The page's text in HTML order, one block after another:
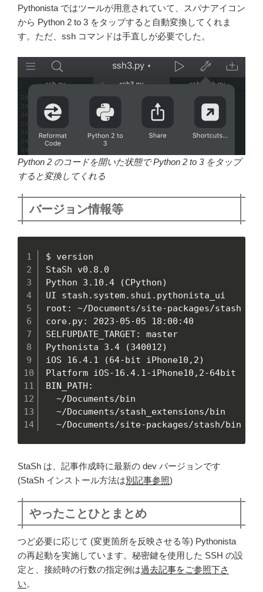
Pythonista ではツールが用意されていて、スパナアイコン
から Python 2 to 3 をタップすると自動変換してくれま
す。ただ、ssh コマンドは手直しが必要でした。
Python 2 のコードを開いた状態で Python 2 to 3 をタップ
すると変換してくれる
バージョン情報等
$ version
StaSh v0.8.0
Python 3.10.4 (CPython)
UI stash.system.shui.pythonista_ui
root: ~/Documents/site-packages/stash
core.py: 2023-05-05 18:00:40
SELFUPDATE_TARGET: master
Pythonista 3.4 (340012)
iOS 16.4.1 (64-bit iPhone10,2)
Platform iOS-16.4.1-iPhone10,2-64bit
BIN_PATH:
  ~/Documents/bin
  ~/Documents/stash_extensions/bin
  ~/Documents/site-packages/stash/bin
StaSh は、記事作成時に最新の dev バージョンです
(StaSh インストール方法は別記事参照)
やったことひとまとめ
つど必要に応じて (変更箇所を反映させる等) Pythonista
の再起動を実施しています。秘密鍵を使用した SSH の設
定と、接続時の行数の指定例は過去記事をご参照下さ
い。